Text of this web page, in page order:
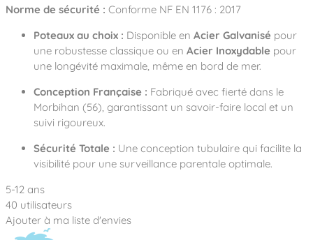
Norme de sécurité : Conforme NF EN 1176 : 2017
Poteaux au choix : Disponible en Acier Galvanisé pour
une robustesse classique ou en Acier Inoxydable pour
une longévité maximale, même en bord de mer.
Conception Française : Fabriqué avec fierté dans le
Morbihan (56), garantissant un savoir-faire local et un
suivi rigoureux.
Sécurité Totale : Une conception tubulaire qui facilite la
visibilité pour une surveillance parentale optimale.
5-12 ans
40 utilisateurs
Ajouter à ma liste d'envies